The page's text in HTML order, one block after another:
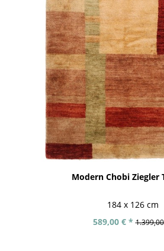
Modern Chobi Ziegler
184 x 126 cm
589,00 € *